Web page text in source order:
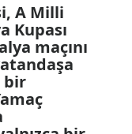
A Milli
Kupası
maçını
bir